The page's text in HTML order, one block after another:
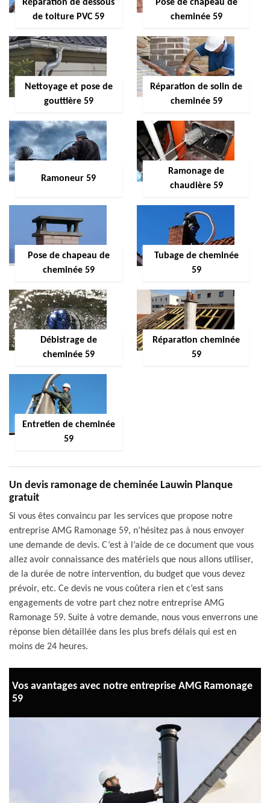
Réparation de dessous
de toiture PVC 59
Pose de chapeau de
cheminée 59
Nettoyage et pose de
gouttière 59
Réparation de solin de
cheminée 59
Ramoneur 59
Ramonage de
chaudière 59
Pose de chapeau de
cheminée 59
Tubage de cheminée
59
Débistrage de
cheminée 59
Réparation cheminée
59
Entretien de cheminée
59
Un devis ramonage de cheminée Lauwin Planque
gratuit
Si vous êtes convaincu par les services que propose notre
entreprise AMG Ramonage 59, n’hésitez pas à nous envoyer
une demande de devis. C’est à l’aide de ce document que vous
allez avoir connaissance des matériels que nous allons utiliser,
de la durée de notre intervention, du budget que vous devez
prévoir, etc. Ce devis ne vous coûtera rien et c’est sans
engagements de votre part chez notre entreprise AMG
Ramonage 59. Suite à votre demande, nous vous enverrons une
réponse bien détaillée dans les plus brefs délais qui est en
moins de 24 heures.
Vos avantages avec notre entreprise AMG Ramonage
59